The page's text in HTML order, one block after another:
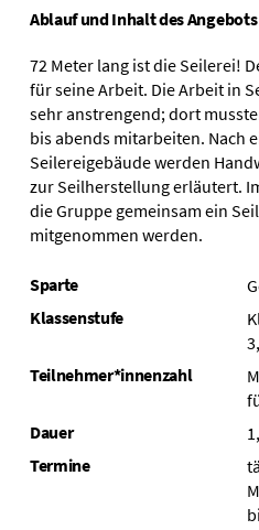
Ablauf und Inhalt des Angebots
72 Meter lang ist die Seilerei!
für seine Arbeit. Die Arbeit in
sehr anstrengend; dort
bis abends mitarbeiten. Nach
Seilereigebäude werden
zur Seilherstellung erläutert.
die Gruppe gemeinsam ein
mitgenommen werden.
Sparte
Klassenstufe
Teilnehmer*innenzahl
Dauer
Termine